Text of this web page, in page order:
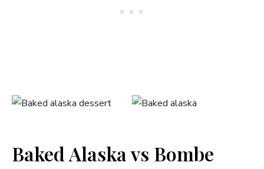
Baked Alaska vs Bombe